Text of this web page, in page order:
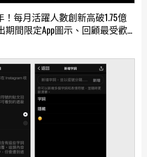
！每月活躍人數創新高破1.75億
期間限定App圖示、回顧最受歡